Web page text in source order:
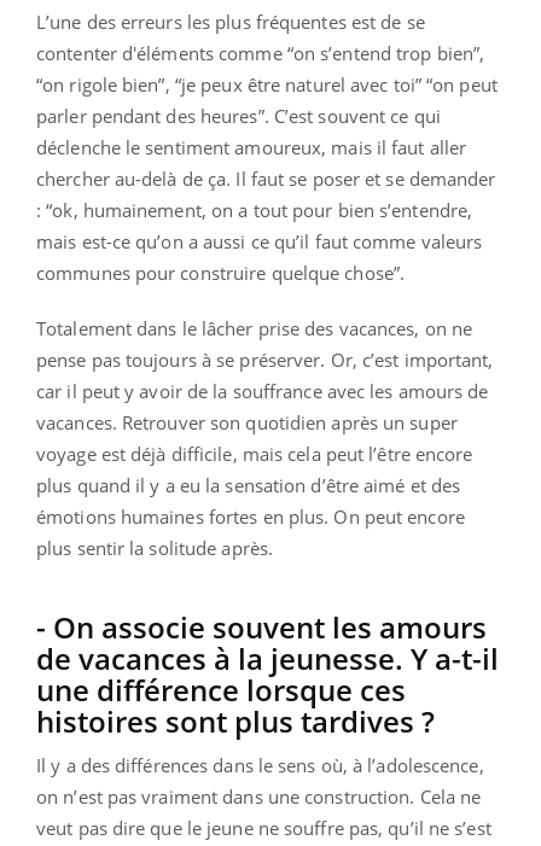
L’une des erreurs les plus fréquentes est de se
contenter d'éléments comme “on s’entend trop bien”,
“on rigole bien”, “je peux être naturel avec toi” “on peut
parler pendant des heures”. C’est souvent ce qui
déclenche le sentiment amoureux, mais il faut aller
chercher au-delà de ça. Il faut se poser et se demander
: “ok, humainement, on a tout pour bien s’entendre,
mais est-ce qu’on a aussi ce qu’il faut comme valeurs
communes pour construire quelque chose”.
Totalement dans le lâcher prise des vacances, on ne
pense pas toujours à se préserver. Or, c’est important,
car il peut y avoir de la souffrance avec les amours de
vacances. Retrouver son quotidien après un super
voyage est déjà difficile, mais cela peut l’être encore
plus quand il y a eu la sensation d’être aimé et des
émotions humaines fortes en plus. On peut encore
plus sentir la solitude après.
- On associe souvent les amours
de vacances à la jeunesse. Y a-t-il
une différence lorsque ces
histoires sont plus tardives ?
Il y a des différences dans le sens où, à l’adolescence,
on n’est pas vraiment dans une construction. Cela ne
veut pas dire que le jeune ne souffre pas, qu’il ne s’est